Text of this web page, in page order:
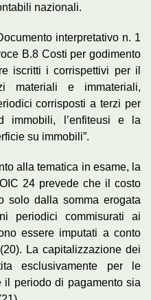
nazionali.
interpretativo n. 1
B.8 Costi per godimento
iscritti i corrispettivi per il
materiali e immateriali,
corrisposti a terzi per
immobili, l’enfiteusi e la
su immobili”.
alla tematica in esame, la
24 prevede che il costo
solo dalla somma erogata
periodici commisurati ai
essere imputati a conto
La capitalizzazione dei
esclusivamente per le
periodo di pagamento sia